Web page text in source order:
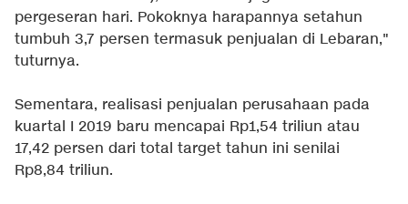
pergeseran hari. Pokoknya harapannya setahun
tumbuh 3,7 persen termasuk penjualan di Lebaran,"
tuturnya.
Sementara, realisasi penjualan perusahaan pada
kuartal I 2019 baru mencapai Rp1,54 triliun atau
17,42 persen dari total target tahun ini senilai
Rp8,84 triliun.